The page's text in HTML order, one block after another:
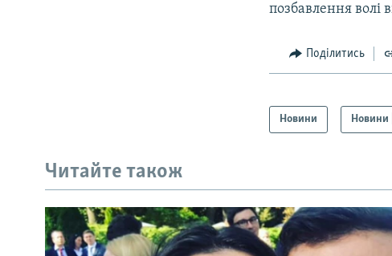
позбавлення волі
Поділитись
Новини Новини
Читайте також